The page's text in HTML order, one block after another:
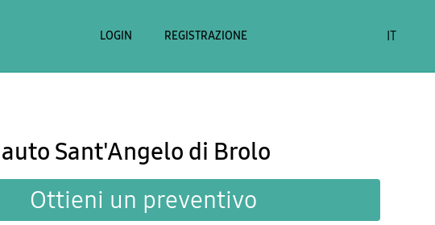
LOGIN REGISTRAZIONE IT
Sant'Angelo di Brolo
Ottieni un preventivo